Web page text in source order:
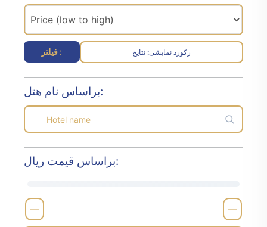
فیلتر : نتایج :رکورد نمایشی
براساس نام هتل:
براساس قیمت ریال:
—
—